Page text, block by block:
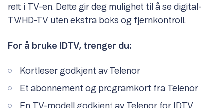
rett i TV-en. Dette gir deg mulighet til å se digital-
TV/HD-TV uten ekstra boks og fjernkontroll.
For å bruke IDTV, trenger du:
Kortleser godkjent av Telenor
Et abonnement og programkort fra Telenor
En TV-modell godkjent av Telenor for IDTV